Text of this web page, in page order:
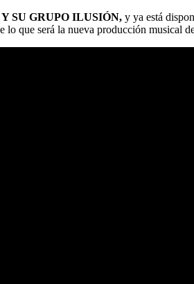
SU GRUPO ILUSIÓN, y ya está
que será la nueva producción musical